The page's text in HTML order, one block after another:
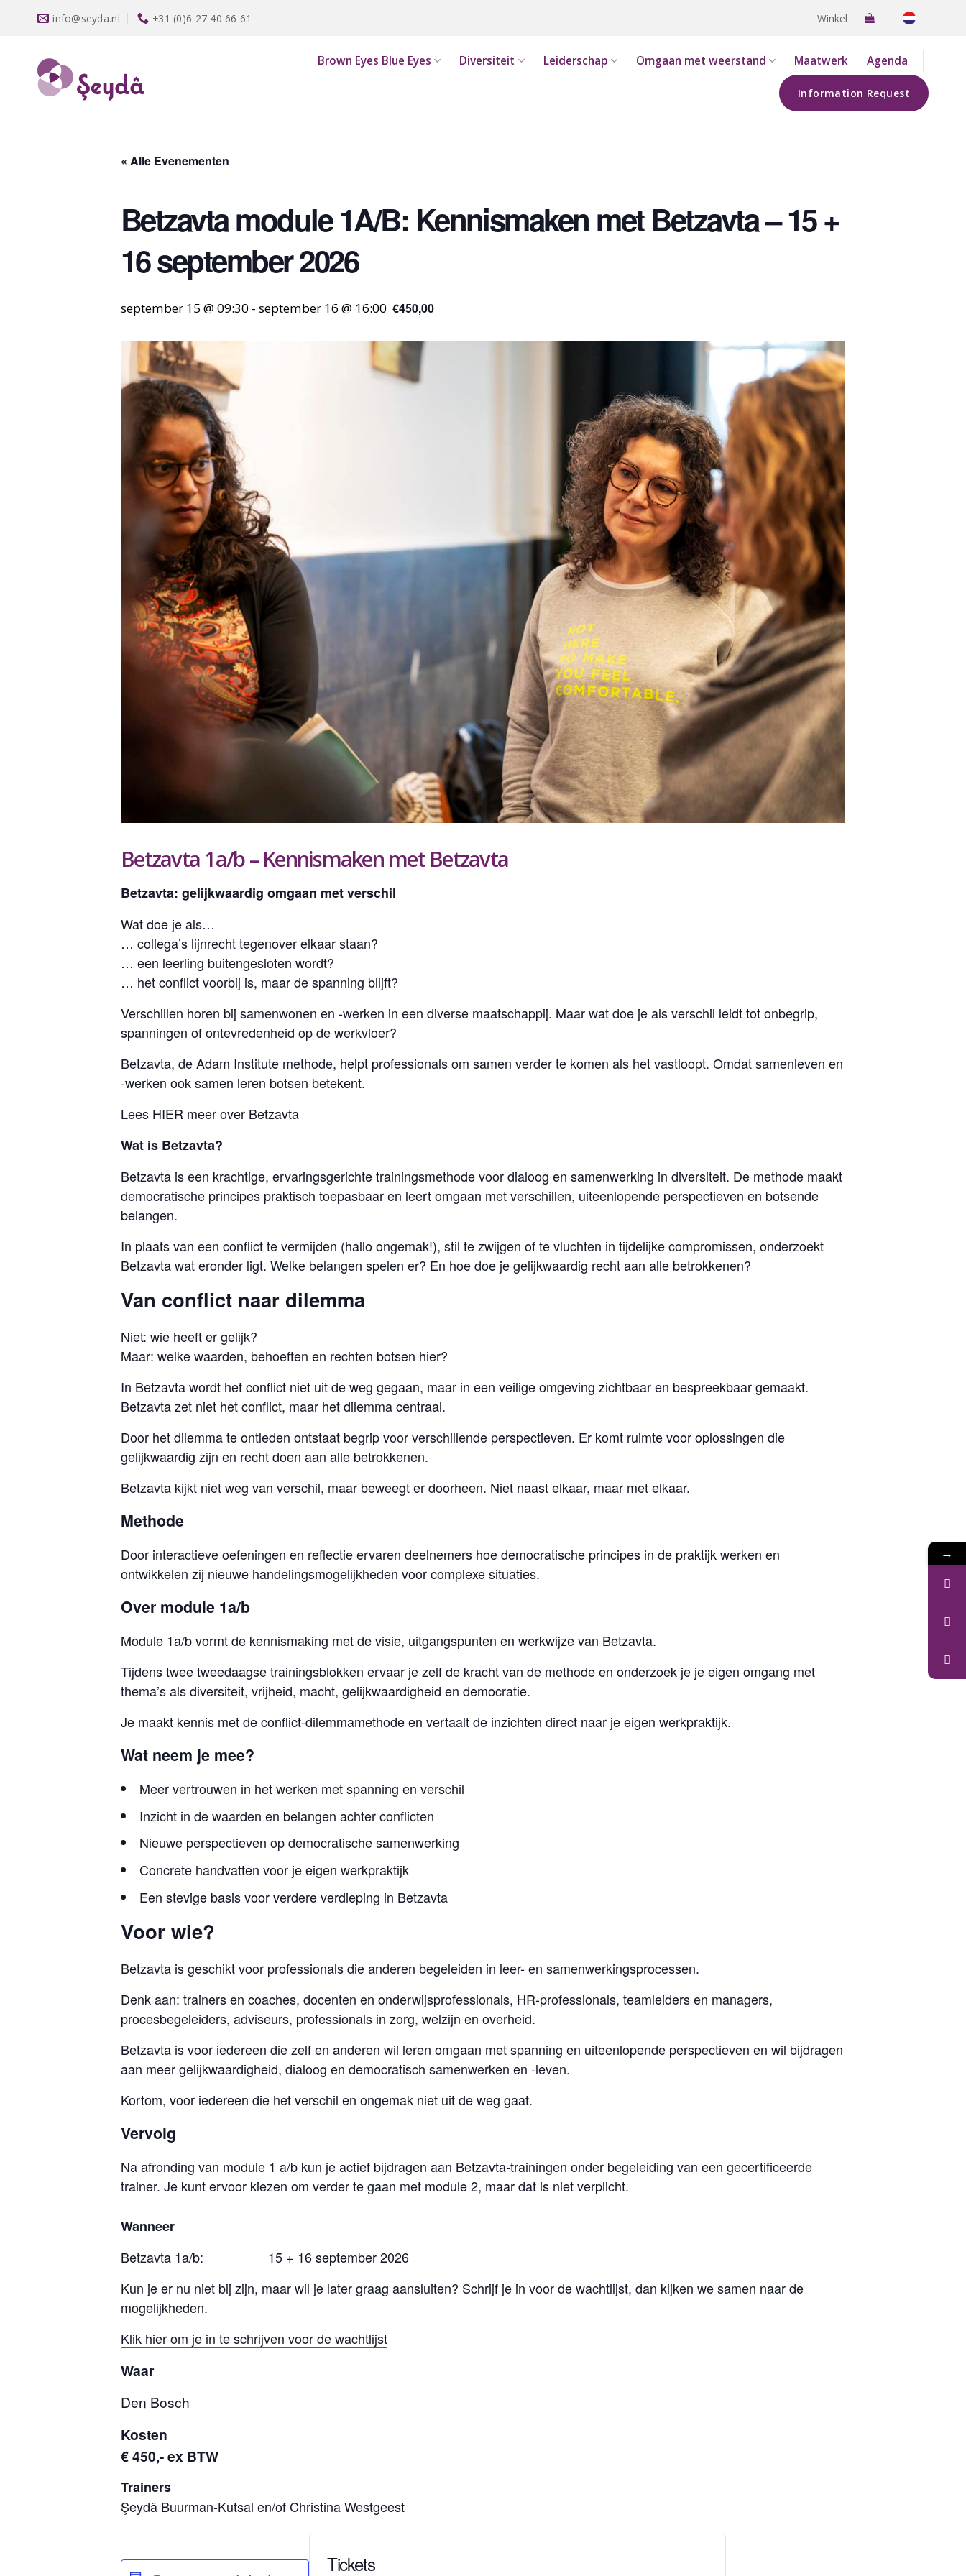
info@seyda.nl +31 (0)6 27 40 66 61 Winkel
Brown Eyes Blue Eyes Diversiteit Leiderschap Omgaan met weerstand Maatwerk Agenda
Information Request
« Alle Evenementen
Betzavta module 1A/B: Kennismaken met Betzavta – 15 +
16 september 2026
september 15 @ 09:30 - september 16 @ 16:00 €450,00
Betzavta 1a/b – Kennismaken met Betzavta
Betzavta: gelijkwaardig omgaan met verschil
Wat doe je als…
… collega’s lijnrecht tegenover elkaar staan?
… een leerling buitengesloten wordt?
… het conflict voorbij is, maar de spanning blijft?
Verschillen horen bij samenwonen en -werken in een diverse maatschappij. Maar wat doe je als verschil leidt tot onbegrip,
spanningen of ontevredenheid op de werkvloer?
Betzavta, de Adam Institute methode, helpt professionals om samen verder te komen als het vastloopt. Omdat samenleven en
-werken ook samen leren botsen betekent.
Lees HIER meer over Betzavta
Wat is Betzavta?
Betzavta is een krachtige, ervaringsgerichte trainingsmethode voor dialoog en samenwerking in diversiteit. De methode maakt
democratische principes praktisch toepasbaar en leert omgaan met verschillen, uiteenlopende perspectieven en botsende
belangen.
In plaats van een conflict te vermijden (hallo ongemak!), stil te zwijgen of te vluchten in tijdelijke compromissen, onderzoekt
Betzavta wat eronder ligt. Welke belangen spelen er? En hoe doe je gelijkwaardig recht aan alle betrokkenen?
Van conflict naar dilemma
Niet: wie heeft er gelijk?
Maar: welke waarden, behoeften en rechten botsen hier?
In Betzavta wordt het conflict niet uit de weg gegaan, maar in een veilige omgeving zichtbaar en bespreekbaar gemaakt.
Betzavta zet niet het conflict, maar het dilemma centraal.
Door het dilemma te ontleden ontstaat begrip voor verschillende perspectieven. Er komt ruimte voor oplossingen die
gelijkwaardig zijn en recht doen aan alle betrokkenen.
Betzavta kijkt niet weg van verschil, maar beweegt er doorheen. Niet naast elkaar, maar met elkaar.
Methode
Door interactieve oefeningen en reflectie ervaren deelnemers hoe democratische principes in de praktijk werken en
ontwikkelen zij nieuwe handelingsmogelijkheden voor complexe situaties.
Over module 1a/b
Module 1a/b vormt de kennismaking met de visie, uitgangspunten en werkwijze van Betzavta.
Tijdens twee tweedaagse trainingsblokken ervaar je zelf de kracht van de methode en onderzoek je je eigen omgang met
thema’s als diversiteit, vrijheid, macht, gelijkwaardigheid en democratie.
Je maakt kennis met de conflict-dilemmamethode en vertaalt de inzichten direct naar je eigen werkpraktijk.
Wat neem je mee?
Meer vertrouwen in het werken met spanning en verschil
Inzicht in de waarden en belangen achter conflicten
Nieuwe perspectieven op democratische samenwerking
Concrete handvatten voor je eigen werkpraktijk
Een stevige basis voor verdere verdieping in Betzavta
Voor wie?
Betzavta is geschikt voor professionals die anderen begeleiden in leer- en samenwerkingsprocessen.
Denk aan: trainers en coaches, docenten en onderwijsprofessionals, HR-professionals, teamleiders en managers,
procesbegeleiders, adviseurs, professionals in zorg, welzijn en overheid.
Betzavta is voor iedereen die zelf en anderen wil leren omgaan met spanning en uiteenlopende perspectieven en wil bijdragen
aan meer gelijkwaardigheid, dialoog en democratisch samenwerken en -leven.
Kortom, voor iedereen die het verschil en ongemak niet uit de weg gaat.
Vervolg
Na afronding van module 1 a/b kun je actief bijdragen aan Betzavta-trainingen onder begeleiding van een gecertificeerde
trainer. Je kunt ervoor kiezen om verder te gaan met module 2, maar dat is niet verplicht.
Wanneer
Betzavta 1a/b: 15 + 16 september 2026
Kun je er nu niet bij zijn, maar wil je later graag aansluiten? Schrijf je in voor de wachtlijst, dan kijken we samen naar de
mogelijkheden.
Klik hier om je in te schrijven voor de wachtlijst
Waar
Den Bosch
Kosten
€ 450,- ex BTW
Trainers
Şeydâ Buurman-Kutsal en/of Christina Westgeest
Tickets
→